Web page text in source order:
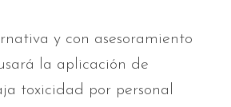
y con asesoramiento
la aplicación de
toxicidad por personal